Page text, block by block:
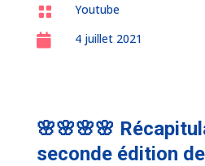
 Youtube
 4 juillet 2021
🌸🌸🌸🌸
seconde édition de